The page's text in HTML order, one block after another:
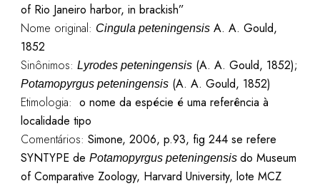
of Rio Janeiro harbor, in brackish”
Nome original: Cingula peteningensisA. A. Gould,
1852
Sinônimos: Lyrodes peteningensis(A. A. Gould, 1852);
Potamopyrgus peteningensis(A. A. Gould, 1852)
Etimologia: o nome da espécie é uma referência à
localidade tipo
Comentários: Simone, 2006, p.93, fig 244 se refere
SYNTYPE de Potamopyrgus peteningensis do Museum
of Comparative Zoology, Harvard University, lote MCZ